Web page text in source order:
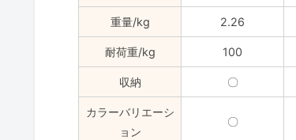
重量/kg 2.26
耐荷重/kg 100
収納 〇
カラーバリエーシ
ョン
〇